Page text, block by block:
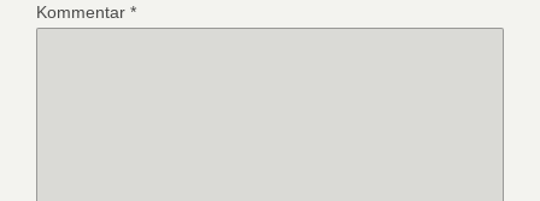
Kommentar *